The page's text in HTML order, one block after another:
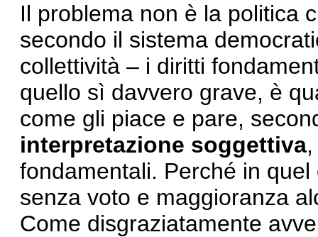
Il problema non è la politica
secondo il sistema
collettività – i diritti
quello sì davvero grave, è
come gli piace e pare,
interpretazione soggettiva
fondamentali. Perché in
senza voto e maggioranza
Come disgraziatamente